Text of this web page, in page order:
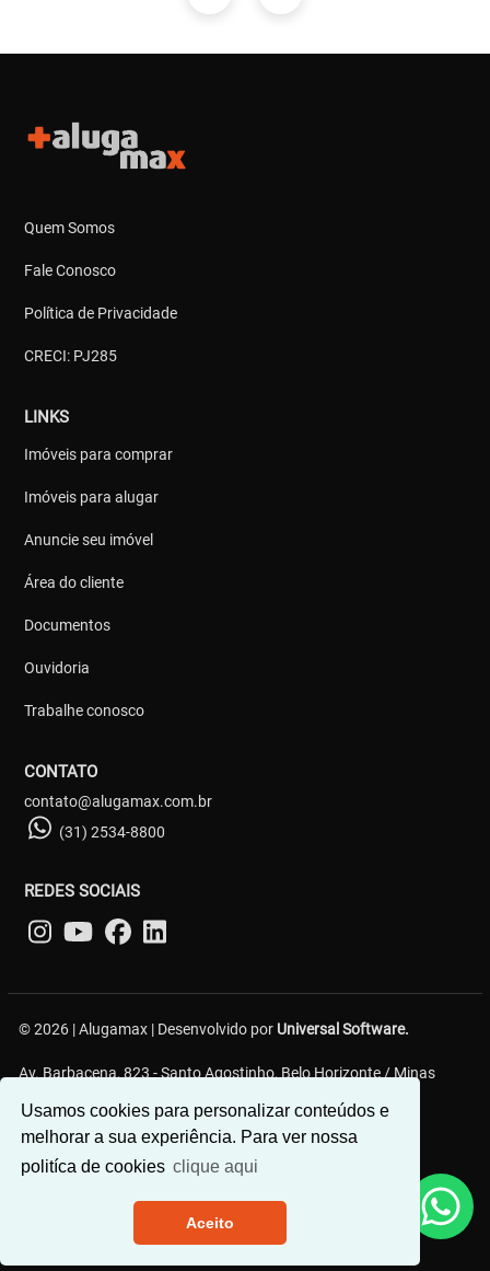
Usamos cookies para personalizar conteúdos e
melhorar a sua experiência. Para ver nossa
politíca de cookies clique aqui
Aceito
Quem Somos
Fale Conosco
Política de Privacidade
CRECI: PJ285
LINKS
Imóveis para comprar
Imóveis para alugar
Anuncie seu imóvel
Área do cliente
Documentos
Ouvidoria
Trabalhe conosco
CONTATO
contato@alugamax.com.br
(31) 2534-8800
REDES SOCIAIS
© 2026 | Alugamax | Desenvolvido por Universal Software.
Av. Barbacena, 823 - Santo Agostinho, Belo Horizonte / Minas